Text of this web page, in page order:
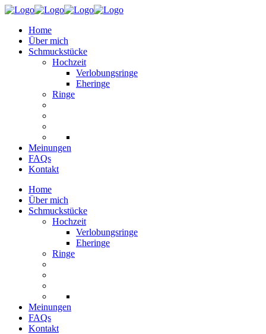
Home
Über mich
Schmuckstücke
Hochzeit
Verlobungsringe
Eheringe
Ringe
Meinungen
FAQs
Kontakt
Home
Über mich
Schmuckstücke
Hochzeit
Verlobungsringe
Eheringe
Ringe
Meinungen
FAQs
Kontakt